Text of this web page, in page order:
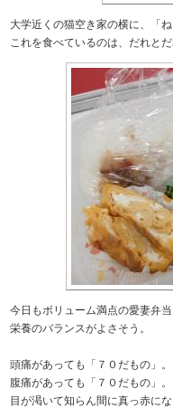
大学近くの猫空き家の横に、「ね
これを食べているのは、だれとだ
今日もボリューム満点の愛妻弁当
栄養のバランスがよさそう。
頭痛があっても「７０だもの」。
腹痛があっても「７０だもの」。
目が渇いて知らん間に真っ赤にな